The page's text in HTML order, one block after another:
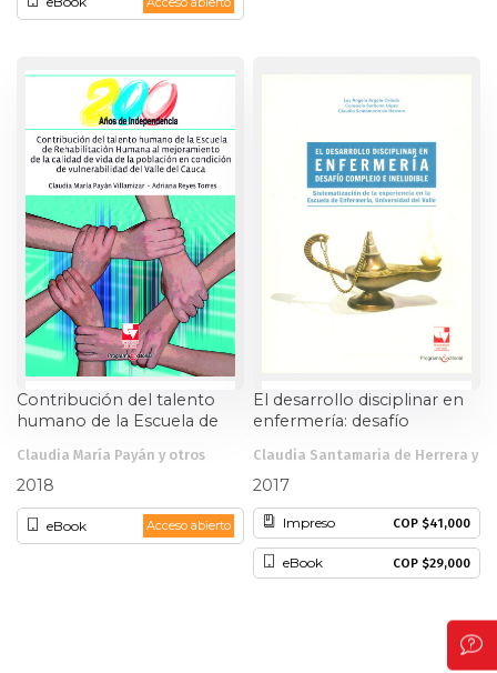
Lenguas
Literatura
Matemáticas
Medicina
Medioambiente
Música
Narcotráfico
Patrimonio
Periodismo
Política y gobierno
Contribución del talento
humano de la Escuela de
mejoramiento de la calidad
de vida de la población en
condición de vulnerabilidad
del Valle del Cauca
Claudia María Payán y otros
2018
eBook Acceso abierto
El desarrollo disciplinar en
enfermería: desafío
Claudia Santamaria de Herrera y
2017
Impreso COP $41,000
eBook COP $29,000